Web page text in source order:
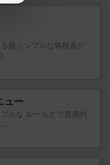
超シンプルな将棋系ゲ
ュー
ルな ルールとで直感的